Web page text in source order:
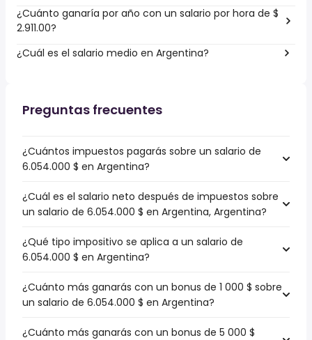
¿Cuánto ganaría por año con un salario por hora de $
2.911.00?
¿Cuál es el salario medio en Argentina?
Preguntas frecuentes
¿Cuántos impuestos pagarás sobre un salario de
6.054.000 $ en Argentina?
¿Cuál es el salario neto después de impuestos sobre
un salario de 6.054.000 $ en Argentina, Argentina?
¿Qué tipo impositivo se aplica a un salario de
6.054.000 $ en Argentina?
¿Cuánto más ganarás con un bonus de 1 000 $ sobre
un salario de 6.054.000 $ en Argentina?
¿Cuánto más ganarás con un bonus de 5 000 $